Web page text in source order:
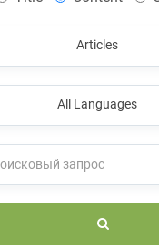
Articles
All Languages